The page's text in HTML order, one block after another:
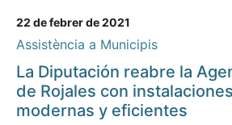
22 de febrer de 2021
Assistència a Municipis
La Diputación reabre la
de Rojales con
modernas y eficientes